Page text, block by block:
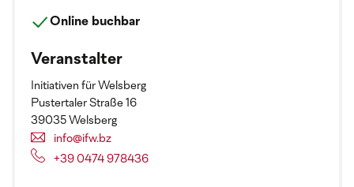
Online buchbar
Veranstalter
Initiativen für Welsberg
Pustertaler Straße 16
39035 Welsberg
info@ifw.bz
+39 0474 978436